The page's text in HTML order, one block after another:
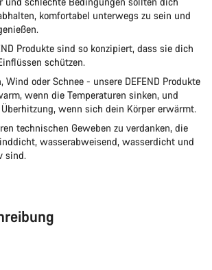
komfortabel unterwegs zu sein und
Produkte sind so konzipiert, dass sie dich
schützen.
Wind oder Schnee - unsere DEFEND Produkte
wenn die Temperaturen sinken, und
wenn sich dein Körper erwärmt.
technischen Geweben zu verdanken, die
wasserabweisend, wasserdicht und
sind.